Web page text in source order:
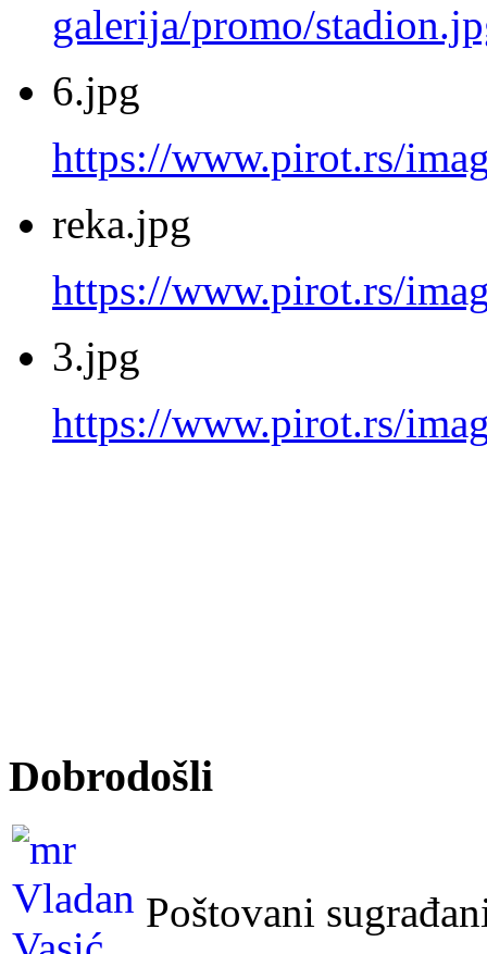
galerija/promo/
6.jpg
https://www.pirot.rs/
reka.jpg
https://www.pirot.rs/
3.jpg
https://www.pirot.rs/
Dobrodošli
Poštovani